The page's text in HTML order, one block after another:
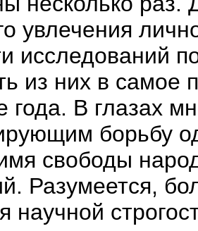
увлечения
исследований
из них в самое
года. В глазах
борьбу
свободы
Разумеется,
научной